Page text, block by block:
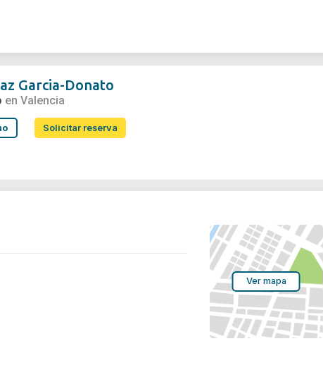
Garcia-Donato
en Valencia
Solicitar reserva
Ver mapa